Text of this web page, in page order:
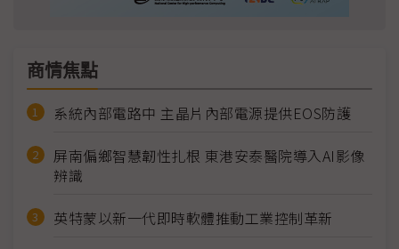
商情焦點
系統內部電路中 主晶片內部電源提供EOS防護
屏南偏鄉智慧韌性扎根 東港安泰醫院導入AI影像
辨識
英特蒙以新一代即時軟體推動工業控制革新